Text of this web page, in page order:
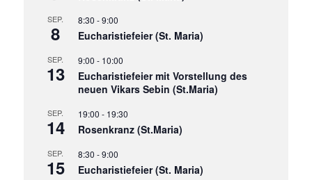
SEP.
8
8:30 -9:00
Eucharistiefeier (St. Maria)
SEP.
13
9:00 - 10:00
Eucharistiefeier mit Vorstellung des
neuen Vikars Sebin (St.Maria)
SEP.
14
19:00 - 19:30
Rosenkranz (St.Maria)
SEP.
15
8:30 -9:00
Eucharistiefeier (St. Maria)